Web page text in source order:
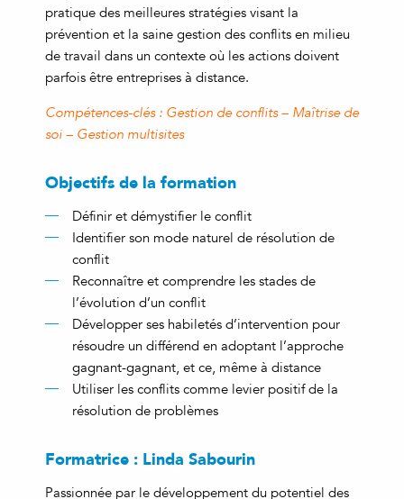
pratique des meilleures stratégies visant la
prévention et la saine gestion des conflits en milieu
de travail dans un contexte où les actions doivent
parfois être entreprises à distance.
Compétences-clés : Gestion de conflits – Maîtrise de
soi – Gestion multisites
Objectifs de la formation
Définir et démystifier le conflit
Identifier son mode naturel de résolution de
conflit
Reconnaître et comprendre les stades de
l’évolution d’un conflit
Développer ses habiletés d’intervention pour
résoudre un différend en adoptant l’approche
gagnant-gagnant, et ce, même à distance
Utiliser les conflits comme levier positif de la
résolution de problèmes
Formatrice : Linda Sabourin
Passionnée par le développement du potentiel des